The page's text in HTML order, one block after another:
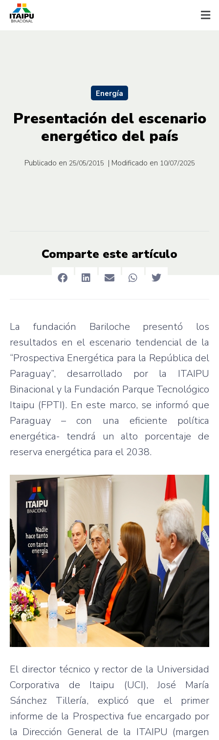
Energía
Presentación del escenario
energético del país
Publicado en 25/05/2015 | Modificado en 10/07/2025
Comparte este artículo
La fundación Bariloche presentó los
resultados en el escenario tendencial de la
“Prospectiva Energética para la República del
Paraguay”, desarrollado por la ITAIPU
Binacional y la Fundación Parque Tecnológico
Itaipu (FPTI). En este marco, se informó que
Paraguay – con una eficiente política
energética- tendrá un alto porcentaje de
reserva energética para el 2038.
El director técnico y rector de la Universidad
Corporativa de Itaipu (UCI), José María
Sánchez Tillería, explicó que el primer
informe de la Prospectiva fue encargado por
la Dirección General de la ITAIPU (margen